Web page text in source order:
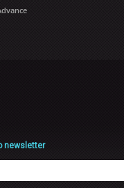
newsletter